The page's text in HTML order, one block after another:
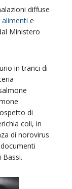
diffuse
e
Ministero
in tranci di
di
coli, in
di norovirus